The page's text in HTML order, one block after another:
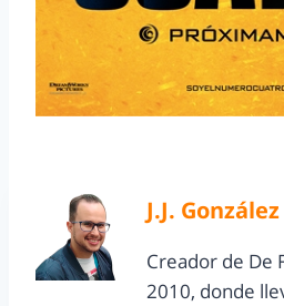
J.J.
Creador de De
2010, donde